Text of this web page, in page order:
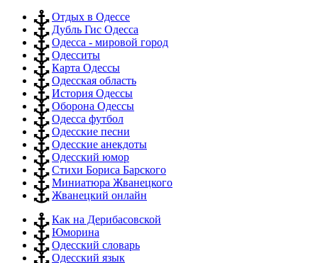
Отдых в Одессе
Дубль Гис Одесса
Одесса - мировой город
Одесситы
Карта Одессы
Одесская область
История Одессы
Оборона Одессы
Одесса футбол
Одесские песни
Одесские анекдоты
Одесский юмор
Стихи Бориса Барского
Миниатюра Жванецкого
Жванецкий онлайн
Как на Дерибасовской
Юморина
Одесский словарь
Одесский язык